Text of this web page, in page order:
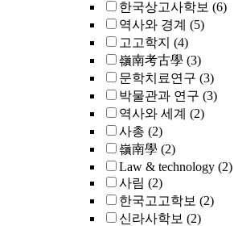
한국상고사학보 (6)
역사와 경계 (5)
고고학지 (4)
嶺南考古學 (3)
문학치료연구 (3)
박물관과 연구 (3)
역사와 세계 (2)
사총 (2)
嶺南學 (2)
Law & technology (2)
사림 (2)
한국고고학보 (2)
신라사학보 (2)